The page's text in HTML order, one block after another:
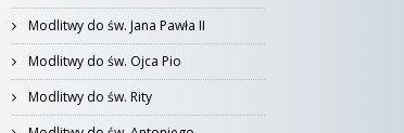
Modlitwy do św. Jana Pawła II
Modlitwy do św. Ojca Pio
Modlitwy do św. Rity